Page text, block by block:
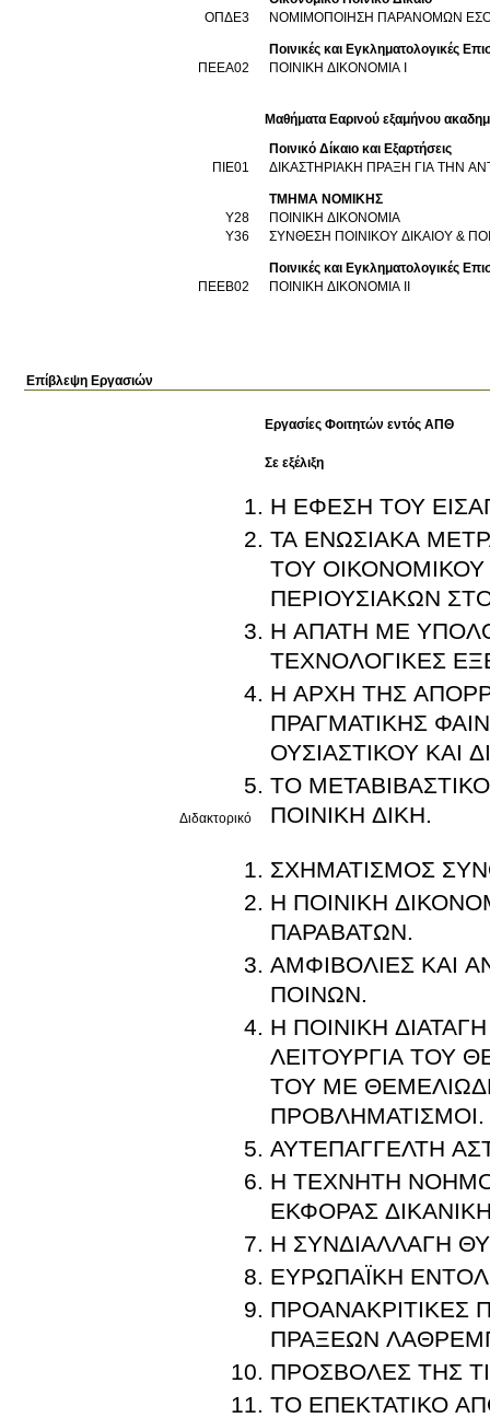
ΟΠΔΕ3
ΝΟΜΙΜΟΠΟΙΗΣΗ ΠΑΡΑΝΟΜΩΝ
Ποινικές και Εγκληματολογικές
ΠΕΕΑ02
ΠΟΙΝΙΚΗ ΔΙΚΟΝΟΜΙΑ I
Μαθήματα Εαρινού εξαμήνου
Ποινικό Δίκαιο και Εξαρτήσεις
ΠΙΕ01
ΔΙΚΑΣΤΗΡΙΑΚΗ ΠΡΑΞΗ ΓΙΑ ΤΗΝ
ΤΜΗΜΑ ΝΟΜΙΚΗΣ
Υ28
ΠΟΙΝΙΚΗ ΔΙΚΟΝΟΜΙΑ
Υ36
ΣΥΝΘΕΣΗ ΠΟΙΝΙΚΟΥ ΔΙΚΑΙΟΥ &
Ποινικές και Εγκληματολογικές
ΠΕΕΒ02
ΠΟΙΝΙΚΗ ΔΙΚΟΝΟΜΙΑ II
Επίβλεψη Εργασιών
Εργασίες Φοιτητών εντός ΑΠΘ
Σε εξέλιξη
Διδακτορικό
Η ΕΦΕΣΗ ΤΟΥ
ΤΑ ΕΝΩΣΙΑΚΑ
ΤΟΥ
ΠΕΡΙΟΥΣΙΑΚΩΝ
Η ΑΠΑΤΗ ΜΕ
ΤΕΧΝΟΛΟΓΙΚΕΣ
Η ΑΡΧΗ ΤΗΣ
ΠΡΑΓΜΑΤΙΚΗΣ
ΟΥΣΙΑΣΤΙΚΟΥ ΚΑΙ
ΤΟ
ΠΟΙΝΙΚΗ ΔΙΚΗ.
ΣΧΗΜΑΤΙΣΜΟΣ
Η ΠΟΙΝΙΚΗ
ΠΑΡΑΒΑΤΩΝ.
ΑΜΦΙΒΟΛΙΕΣ ΚΑΙ
ΠΟΙΝΩΝ.
Η ΠΟΙΝΙΚΗ
ΛΕΙΤΟΥΡΓΙΑ ΤΟΥ
ΤΟΥ ΜΕ
ΠΡΟΒΛΗΜΑΤΙΣΜΟΙ.
ΑΥΤΕΠΑΓΓΕΛΤΗ
Η ΤΕΧΝΗΤΗ
ΕΚΦΟΡΑΣ
Η ΣΥΝΔΙΑΛΛΑΓΗ
ΕΥΡΩΠΑΪΚΗ
ΠΡΟΑΝΑΚΡΙΤΙΚΕΣ
ΠΡΑΞΕΩΝ
ΠΡΟΣΒΟΛΕΣ ΤΗΣ
ΤΟ ΕΠΕΚΤΑΤΙΚΟ